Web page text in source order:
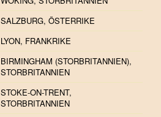
SALZBURG, ÖSTERRIKE
LYON, FRANKRIKE
BIRMINGHAM (STORBRITANNIEN),
STORBRITANNIEN
STOKE-ON-TRENT,
STORBRITANNIEN